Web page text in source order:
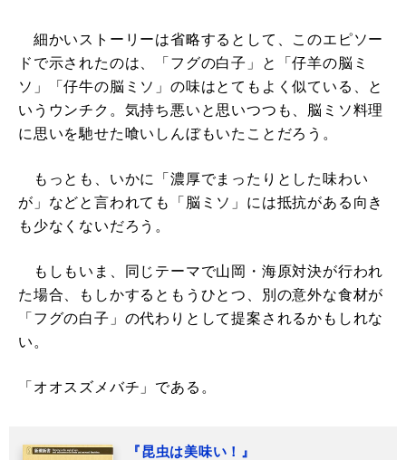
細かいストーリーは省略するとして、このエピソー
ドで示されたのは、「フグの白子」と「仔羊の脳ミ
ソ」「仔牛の脳ミソ」の味はとてもよく似ている、と
いうウンチク。気持ち悪いと思いつつも、脳ミソ料理
に思いを馳せた喰いしんぼもいたことだろう。
もっとも、いかに「濃厚でまったりとした味わい
が」などと言われても「脳ミソ」には抵抗がある向き
も少なくないだろう。
もしもいま、同じテーマで山岡・海原対決が行われ
た場合、もしかするともうひとつ、別の意外な食材が
「フグの白子」の代わりとして提案されるかもしれな
い。
「オオスズメバチ」である。
『昆虫は美味い！』